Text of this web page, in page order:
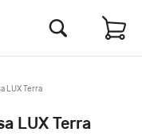
LUX Terra
LUX Terra